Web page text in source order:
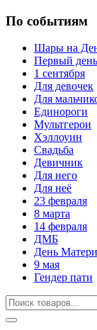
По событиям
Шары на
Первый
1 сентября
Для девочек
Для
Единороги
Мультгерои
Хэллоуин
Свадьба
Девичник
Для него
Для неё
23 февраля
8 марта
14 февраля
ДМБ
День Матери
9 мая
Гендер пати